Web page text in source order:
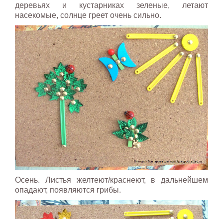
деревьях и кустарниках зеленые, летают
насекомые, солнце греет очень сильно.
Осень. Листья желтеют/краснеют, в дальнейшем
опадают, появляются грибы.